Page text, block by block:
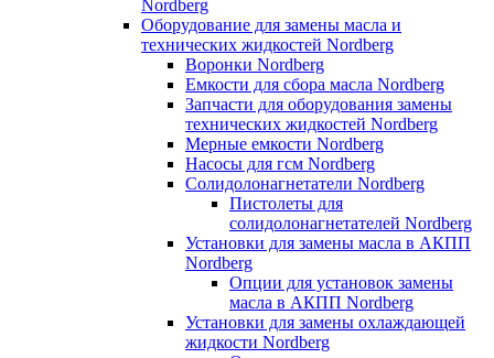
Nordberg
Оборудование для замены масла и
технических жидкостей Nordberg
Воронки Nordberg
Емкости для сбора масла Nordberg
Запчасти для оборудования замены
технических жидкостей Nordberg
Мерные емкости Nordberg
Насосы для гсм Nordberg
Солидолонагнетатели Nordberg
Пистолеты для
солидолонагнетателей Nordberg
Установки для замены масла в АКПП
Nordberg
Опции для установок замены
масла в АКПП Nordberg
Установки для замены охлаждающей
жидкости Nordberg